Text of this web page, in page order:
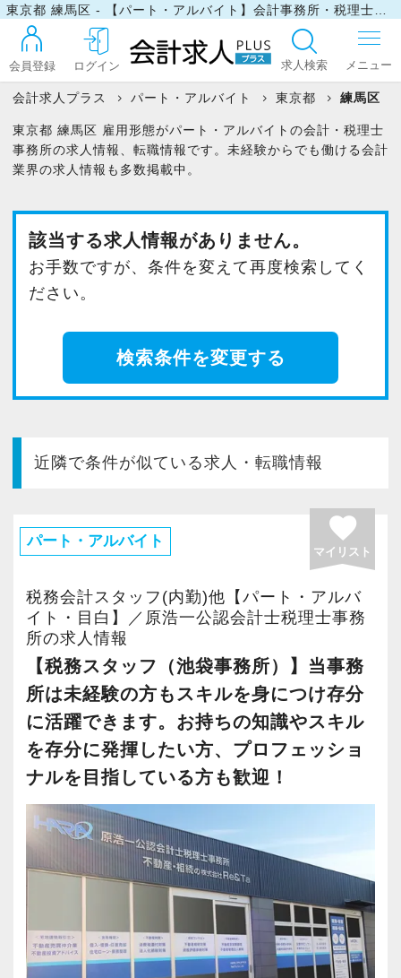
会員登録 ログイン 求人検索
ログイン
最近見た求人
マイリスト
採用ご担当者様
会計求人プラス パート・アルバイト 東京都 練馬区
東京都 練馬区 雇用形態がパート・アルバイトの会計・税理士
事務所の求人情報、転職情報です。未経験からでも働ける会計
業界の求人情報も多数掲載中。
該当する求人情報がありません。
お手数ですが、条件を変えて再度検索してく
ださい。
検索条件を変更する
近隣で条件が似ている求人・転職情報
パート・アルバイト favorite
マイリスト
税務会計スタッフ(内勤)他【パート・アルバ
イト・目白】／原浩一公認会計士税理士事務
所の求人情報
【税務スタッフ（池袋事務所）】当事務
所は未経験の方もスキルを身につけ存分
に活躍できます。お持ちの知識やスキル
を存分に発揮したい方、プロフェッショ
ナルを目指している方も歓迎！